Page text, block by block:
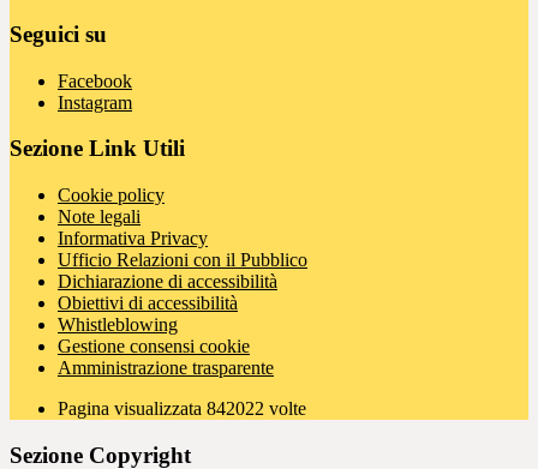
Seguici su
Facebook
Instagram
Sezione Link Utili
Cookie policy
Note legali
Informativa Privacy
Ufficio Relazioni con il Pubblico
Dichiarazione di accessibilità
Obiettivi di accessibilità
Whistleblowing
Gestione consensi cookie
Amministrazione trasparente
Pagina visualizzata 842022 volte
Sezione Copyright